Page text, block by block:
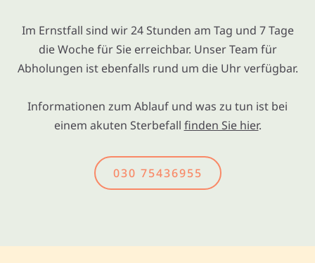
Im Ernstfall sind wir 24 Stunden am Tag und 7 Tage
die Woche für Sie erreichbar. Unser Team für
Abholungen ist ebenfalls rund um die Uhr verfügbar.
Informationen zum Ablauf und was zu tun ist bei
einem akuten Sterbefall finden Sie hier.
030 75436955